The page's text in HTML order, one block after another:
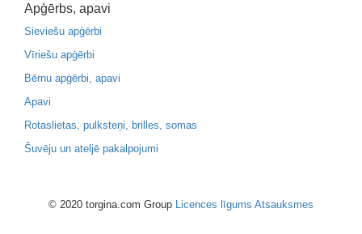
Apģērbs, apavi
Sieviešu apģērbi
Vīriešu apģērbi
Bērnu apģērbi, apavi
Apavi
Rotaslietas, pulksteņi, brilles, somas
Šuvēju un ateljē pakalpojumi
© 2020 torgina.com Group Licences līgums Atsauksmes